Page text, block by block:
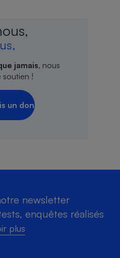
jamais, nous
soutien !
un don
newsletter
enquêtes réalisés
plus